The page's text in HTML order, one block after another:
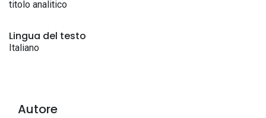
titolo analitico
Lingua del testo
Italiano
Autore